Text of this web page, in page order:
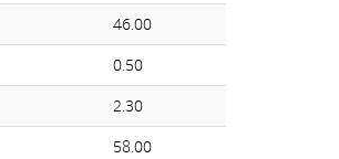
46.00
0.50
2.30
58.00